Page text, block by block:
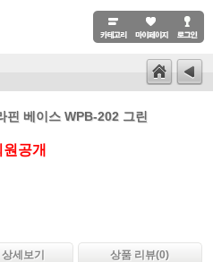
핀 베이스 WPB-202 그린
원공개
세보기 상품 리뷰(0)